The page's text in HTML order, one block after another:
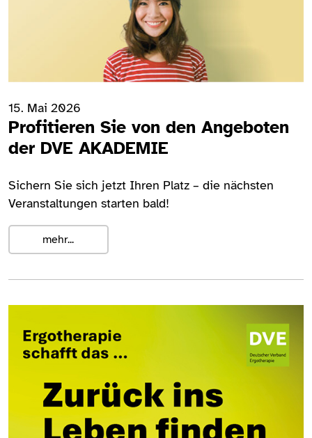
15. Mai 2026
Profitieren Sie von den Angeboten
der DVE AKADEMIE
Sichern Sie sich jetzt Ihren Platz – die nächsten
Veranstaltungen starten bald!
mehr...